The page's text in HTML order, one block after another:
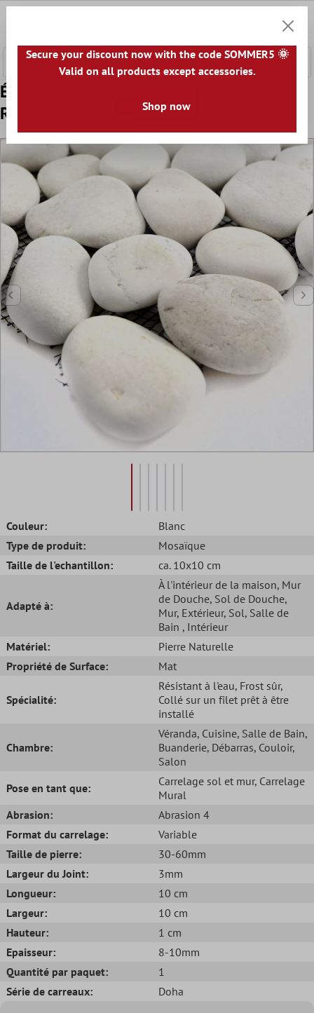
Panier
Échantillon Mosaïque Carrelage Galets De
Rivière Pierre Naturelle Doha Blanc
Couleur:
Blanc
Type de produit:
Mosaïque
Taille de l'echantillon:
ca. 10x10 cm
Adapté à:
À l'intérieur de la maison, Mur
de Douche, Sol de Douche,
Mur, Extérieur, Sol, Salle de
Bain , Intérieur
Matériel:
Pierre Naturelle
Propriété de Surface:
Mat
Spécialité:
Résistant à l'eau, Frost sûr,
Collé sur un filet prêt à être
installé
Chambre:
Véranda, Cuisine, Salle de Bain,
Buanderie, Débarras, Couloir,
Salon
Pose en tant que:
Carrelage sol et mur, Carrelage
Mural
Abrasion:
Abrasion 4
Format du carrelage:
Variable
Taille de pierre:
30-60mm
Largeur du Joint:
3mm
Longueur:
10 cm
Largeur:
10 cm
Hauteur:
1 cm
Epaisseur:
8-10mm
Quantité par paquet:
1
Série de carreaux:
Doha
Secure your discount now with the code SOMMER5 🌞
Valid on all products except accessories.
Shop now